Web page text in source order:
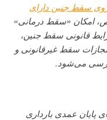
سقط جنین دارای
امکان «سقط درمانی»
قانونی سقط جنین،
سقط غیرقانونی و
می‌شود.
پایان عمدی بارداری